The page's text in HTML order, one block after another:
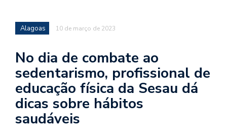
Alagoas 10 de março de 2023
No dia de combate ao
sedentarismo, profissional de
educação física da Sesau dá
dicas sobre hábitos
saudáveis